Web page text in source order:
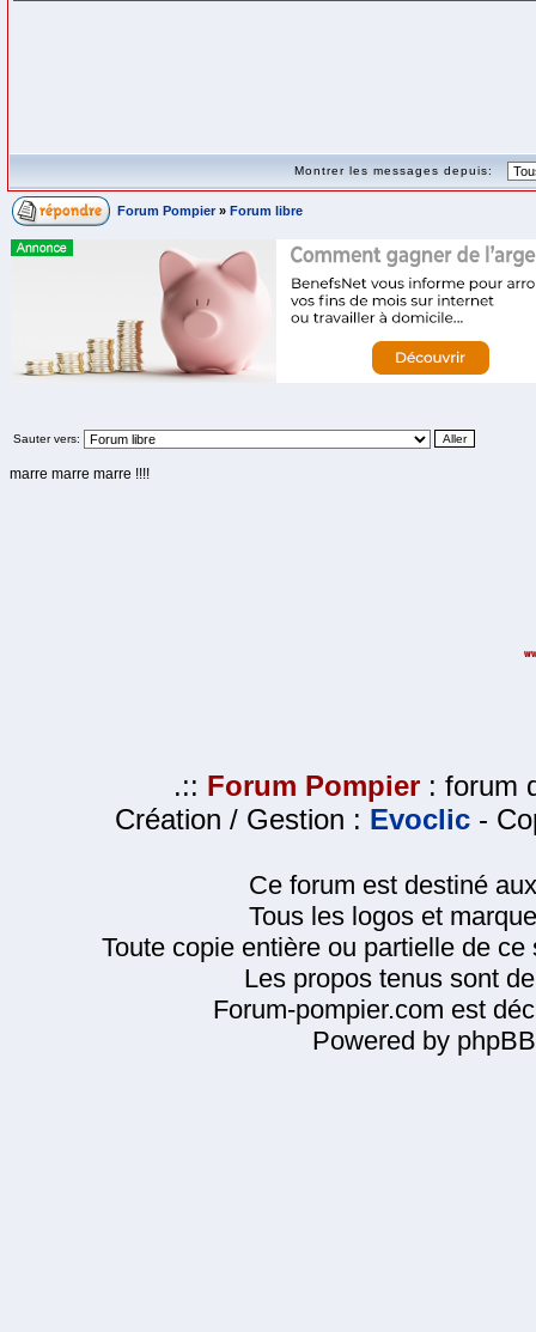
Montrer les messages depuis:
Forum Pompier » Forum libre
Sauter vers:
marre marre marre !!!!
.:: Forum Pompier : forum
Création / Gestion : Evoclic -
Ce forum est destiné
Tous les logos et
Toute copie entière ou partielle de
Les propos tenus sont
Forum-pompier.com est
Powered by